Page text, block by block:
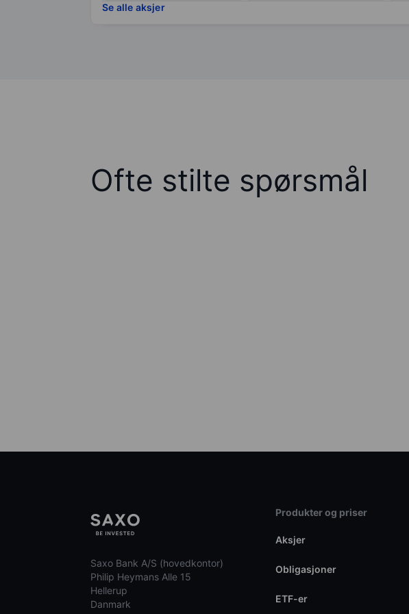
Se alle aksjer
Ofte stilte spørsmål
Saxo Bank A/S (hovedkontor)
Philip Heymans Alle 15
Hellerup
Danmark
Produkter og priser
Aksjer
Obligasjoner
ETF-er